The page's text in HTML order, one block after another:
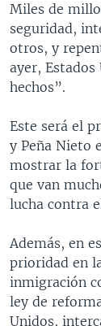
Miles de
seguridad,
otros, y
ayer, Estados
hechos”.
Este será el
y Peña Nieto
mostrar la
que van
lucha contra
Además, en
prioridad en
inmigración
ley de
Unidos,